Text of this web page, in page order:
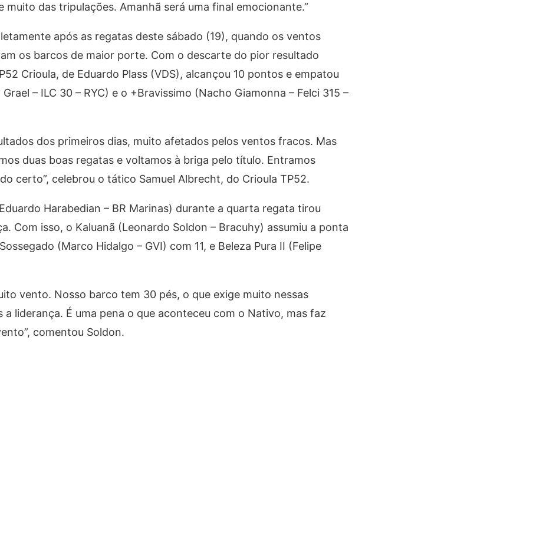
das tripulações. Amanhã será uma final emocionante.”
após as regatas deste sábado (19), quando os ventos
os barcos de maior porte. Com o descarte do pior resultado
Crioula, de Eduardo Plass (VDS), alcançou 10 pontos e empatou
– ILC 30 – RYC) e o +Bravissimo (Nacho Giamonna – Felci 315 –
dos primeiros dias, muito afetados pelos ventos fracos. Mas
duas boas regatas e voltamos à briga pelo título. Entramos
certo”, celebrou o tático Samuel Albrecht, do Crioula TP52.
Harabedian – BR Marinas) durante a quarta regata tirou
Com isso, o Kaluanã (Leonardo Soldon – Bracuhy) assumiu a ponta
(Marco Hidalgo – GVI) com 11, e Beleza Pura II (Felipe
vento. Nosso barco tem 30 pés, o que exige muito nessas
a liderança. É uma pena o que aconteceu com o Nativo, mas faz
comentou Soldon.